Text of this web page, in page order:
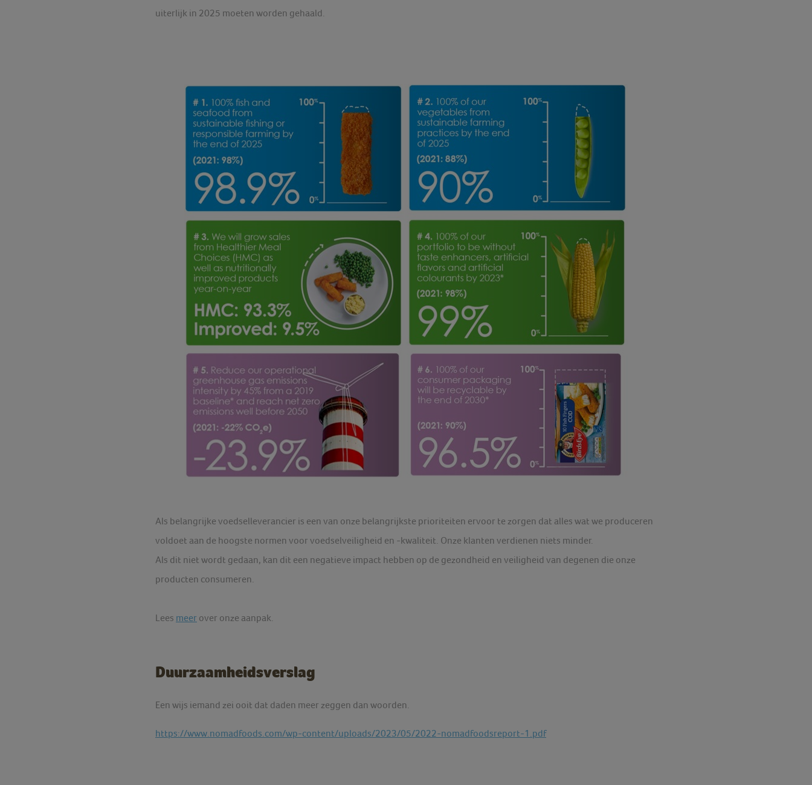
uiterlijk in 2025 moeten worden gehaald.
Als belangrijke voedselleverancier is een van onze belangrijkste prioriteiten ervoor te zorgen dat alles wat we produceren
voldoet aan de hoogste normen voor voedselveiligheid en -kwaliteit. Onze klanten verdienen niets minder.
Als dit niet wordt gedaan, kan dit een negatieve impact hebben op de gezondheid en veiligheid van degenen die onze
producten consumeren.
Lees meer over onze aanpak.
Duurzaamheidsverslag
Een wijs iemand zei ooit dat daden meer zeggen dan woorden.
https://www.nomadfoods.com/wp-content/uploads/2023/05/2022-nomadfoodsreport-1.pdf